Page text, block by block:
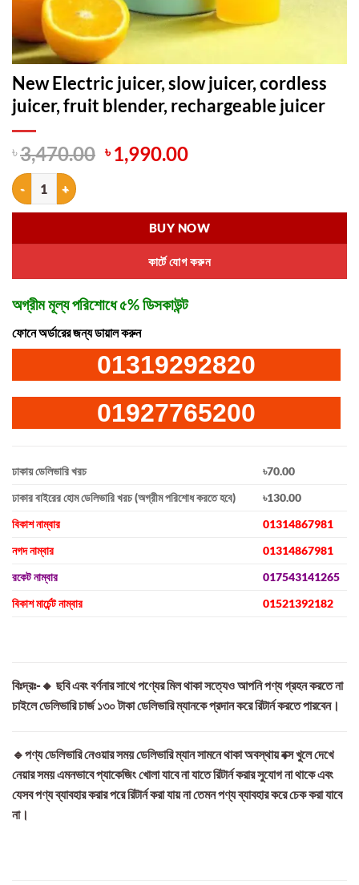
New Electric juicer, slow juicer, cordless
juicer, fruit blender, rechargeable juicer
৳3,470.00 Original
price
৳ 3,470.00.
৳ 1,990.00Current
৳ 1,990.00.
New Electric juicer, slow juicer, cordless juicer, fruit blender,
কার্টে যোগ করুন
BUY NOW
অগ্রীম মূল্য পরিশোধে ৫% ডিসকাউন্ট
ফোনে অর্ডারের জন্য ডায়াল করুন
01319292820
01927765200
ঢাকায় ডেলিভারি খরচ
৳70.00
ঢাকার বাইরের হোম ডেলিভারি খরচ (অগ্রীম পরিশোধ করতে হবে)
৳130.00
বিকাশ নাম্বার
01314867981
নগদ নাম্বার
01314867981
রকেট নাম্বার
017543141265
বিকাশ মার্চেন্ট নাম্বার
01521392182
বিঃদ্রঃ-🔸 ছবি এবং বর্ণনার সাথে পণ্যের মিল থাকা সত্যেও আপনি পণ্য গ্রহন করতে না
চাইলে ডেলিভারি চার্জ ১৩০ টাকা ডেলিভারি ম্যানকে প্রদান করে রিটার্ন করতে পারবেন।
🔹পণ্য ডেলিভারি নেওয়ার সময় ডেলিভারি ম্যান সামনে থাকা অবস্থায় বক্স খুলে দেখে
নেয়ার সময় এমনভাবে প্যাকেজিং খোলা যাবে না যাতে রিটার্ন করার সুযোগ না থাকে এবং
যেসব পণ্য ব্যাবহার করার পরে রিটার্ন করা যায় না তেমন পণ্য ব্যাবহার করে চেক করা যাবে
না।